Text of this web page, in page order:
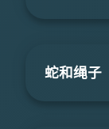
蛇和绳子